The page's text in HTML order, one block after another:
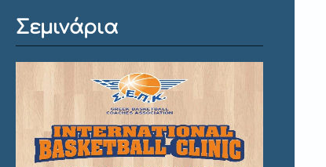
Σεμινάρια